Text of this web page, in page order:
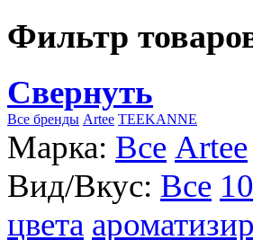
Фильтр
Свернуть
Все бренды Artee TEEKANNE
Марка: Все Artee
Вид/Вкус: Все
цвета